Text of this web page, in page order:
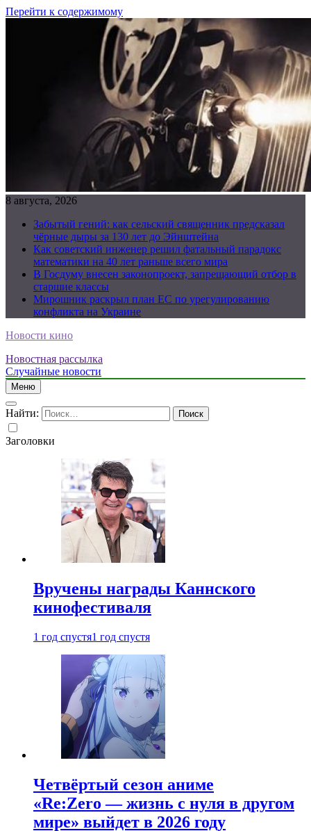
Перейти к содержимому
8 августа, 2026
Забытый гений: как сельский священник предсказал
чёрные дыры за 130 лет до Эйнштейна
Как советский инженер решил фатальный парадокс
математики на 40 лет раньше всего мира
В Госдуму внесен законопроект, запрещающий отбор в
старшие классы
Мирошник раскрыл план ЕС по урегулированию
конфликта на Украине
Новости кино
Новостная рассылка
Случайные новости
Меню
Найти:
Заголовки
Вручены награды Каннского
кинофестиваля
1 год спустя1 год спустя
Четвёртый сезон аниме
«Re:Zero — жизнь с нуля в другом
мире» выйдет в 2026 году